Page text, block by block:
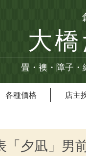
大
畳・襖・障子・
各種価格 店主
夕凪」男